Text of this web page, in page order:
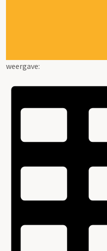
weergave: